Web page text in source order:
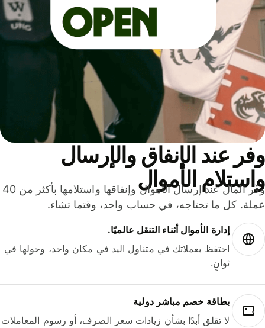
عند الإنفاق والإرسال
الأموال
وفّر المال عند إرسال الأموال وإنفاقها واستلامها بأكثر من 40
كل ما تحتاجه، في حساب واحد، وقتما تشاء.
إدارة الأموال أثناء التنقل عالميًا.
احتفظ بعملاتك في متناول اليد في مكان واحد، وحولها في
ثوانٍ.
بطاقة خصم مباشر دولية
لا تقلق أبدًا بشأن زيادات سعر الصرف، أو رسوم المعاملات